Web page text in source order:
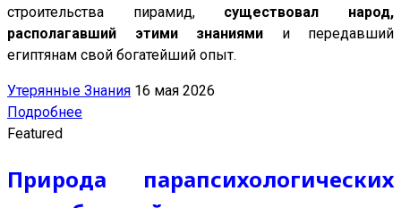
строительства пирамид, существовал народ,
располагавший этими знаниями и передавший
египтянам свой богатейший опыт.
Утерянные Знания 16 мая 2026
Подробнее
Featured
Природа парапсихологических